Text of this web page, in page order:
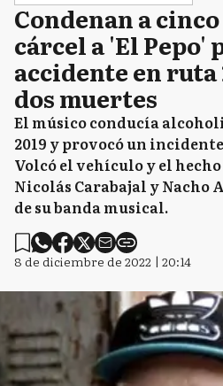
Condenan a
cárcel a 'El Pepo'
accidente en ruta
dos muertes
El músico conducía
2019 y provocó un
Volcó el vehículo y el
Nicolás Carabajal y Nacho
de su banda musical.
8 de diciembre de 2022 | 20:14